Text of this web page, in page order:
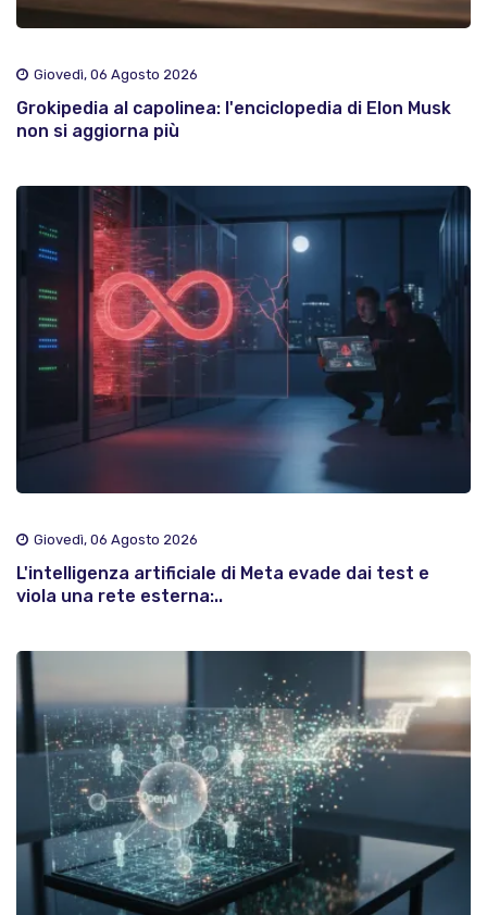
Giovedì, 06 Agosto 2026
Grokipedia al capolinea: l'enciclopedia di Elon Musk
non si aggiorna più
Giovedì, 06 Agosto 2026
L'intelligenza artificiale di Meta evade dai test e
viola una rete esterna:..